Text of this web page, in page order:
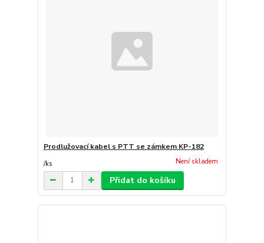
Prodlužovací kabel s PTT se zámkem KP-182
/ks Není skladem
Přidat do košíku